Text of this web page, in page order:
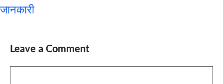
जानकारी
Leave a Comment